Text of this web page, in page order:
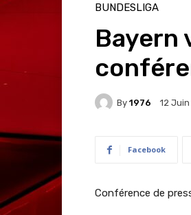
BUNDESLIGA
Bayern
By 1976 12
Facebook
Conférence de